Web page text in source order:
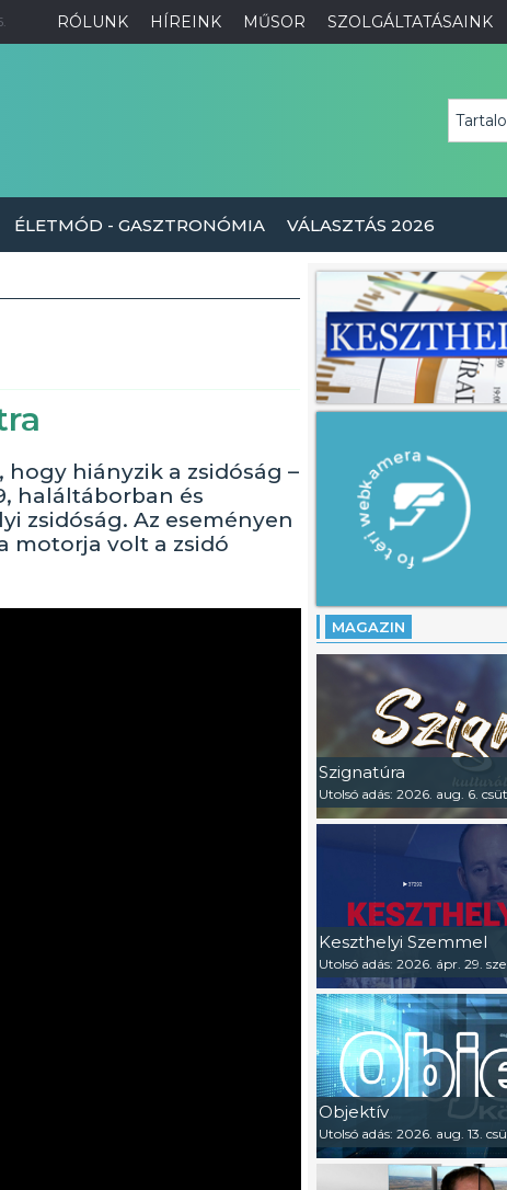
RÓLUNK HÍREINK MŰSOR SZOLGÁLTATÁSAINK
ÉLETMÓD - GASZTRONÓMIA VÁLASZTÁS 2026
hiányzik a zsidóság –
haláltáborban és
zsidóság. Az eseményen
motorja volt a zsidó
MAGAZIN
Szignatúra
Utolsó adás: 2026. aug. 6.
Keszthelyi Szemmel
Utolsó adás: 2026. ápr. 29.
Objektív
Utolsó adás: 2026. aug. 13.